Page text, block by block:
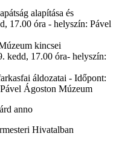
alapítása és
17.00 óra - helyszín: Pável
kincsei
kedd, 17.00 óra- helyszín:
áldozatai - Időpont:
Ágoston Múzeum
anno
Hivatalban